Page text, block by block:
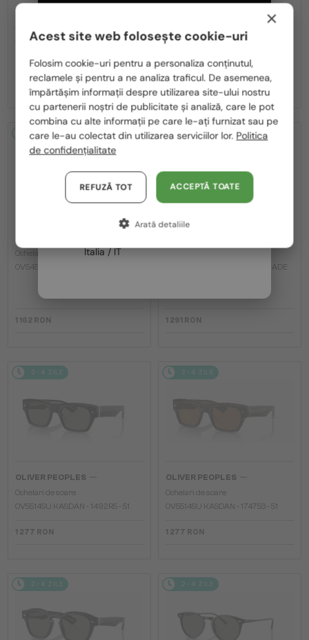
OV5349S REMICK - 1756Q1 - 50
1 234 RON
OV1353ST TK-13 TITANIUM
1 736 RON
2-4 ZILE
Ochelari de soare
OV5454SU DESMON - 10050F - 50
1 162 RON
2-4 ZILE
OV5454SU DESMON (HANDMADE
1 291 RON
2-4 ZILE
OLIVER PEOPLES
Ochelari de soare
OV5514SU KASDAN - 1492R5 - 51
1 277 RON
2-4 ZILE
OLIVER PEOPLES
Ochelari de soare
OV5514SU KASDAN - 174753 - 51
1 277 RON
2-4 ZILE 2-4 ZILE
România / RO
Polska / PL
Magyarország / HU
United Arab Emirates / EN
Austria / AT
Germania / DE
Franța / FR
Italia / IT
×
Acest site web folosește cookie-uri
Folosim cookie-uri pentru a personaliza conținutul,
reclamele și pentru a ne analiza traficul. De asemenea,
împărtășim informații despre utilizarea site-ului nostru
cu partenerii noștri de publicitate și analiză, care le pot
combina cu alte informații pe care le-ați furnizat sau pe
care le-au colectat din utilizarea serviciilor lor. Politica
de confidențialitate
ACCEPTĂ TOATE
REFUZĂ TOT
Arată detaliile